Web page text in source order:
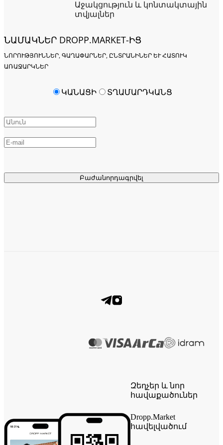
Աջակցություն և կոնտակտային
տվյալներ
ՆԱՄԱԿՆԵՐ DROPP.MARKET-ԻՑ
ՆՈՐՈՒԹՅՈՒՆՆԵՐ, ԳԱՂԱՓԱՐՆԵՐ, ԸՆՏՐԱՆԻՆԵՐ ԵՒ ՀԱՏՈՒԿ Ա
ՌԱՋԱՐԿՆԵՐ
Բաժանորդագրվել
ԿԱՆԱՑԻ ՏՂԱՄԱՐԴԿԱՆՑ
Զեղչեր և նոր
հավաքածուներ
Dropp.Market
հավելվածում